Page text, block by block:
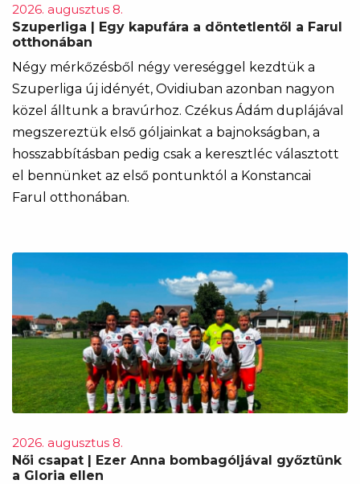
2026. augusztus 8.
Szuperliga | Egy kapufára a döntetlentől a Farul
otthonában
Négy mérkőzésből négy vereséggel kezdtük a
Szuperliga új idényét, Ovidiuban azonban nagyon
közel álltunk a bravúrhoz. Czékus Ádám duplájával
megszereztük első góljainkat a bajnokságban, a
hosszabbításban pedig csak a keresztléc választott
el bennünket az első pontunktól a Konstancai
Farul otthonában.
2026. augusztus 8.
Női csapat | Ezer Anna bombagóljával győztünk
a Gloria ellen